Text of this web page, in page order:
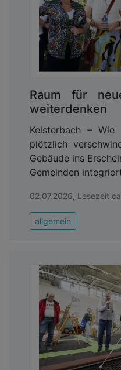
Raum für
weiterdenken
Kelsterbach –
plötzlich
Gebäude ins
Gemeinden
02.07.2026, Lesezeit
allgemein